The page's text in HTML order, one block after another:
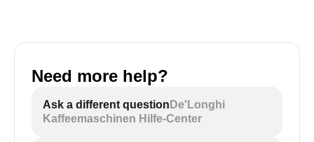
Need more help?
Ask a different question De'Longhi
Kaffeemaschinen Hilfe-Center